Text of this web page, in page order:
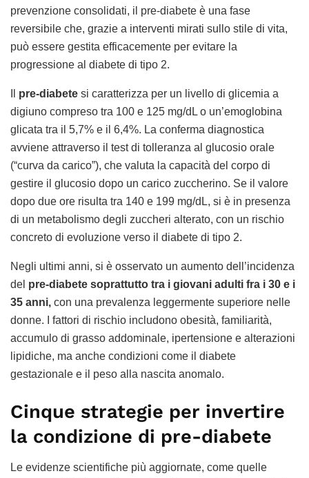
prevenzione consolidati, il pre-diabete è una fase
reversibile che, grazie a interventi mirati sullo stile di vita,
può essere gestita efficacemente per evitare la
progressione al diabete di tipo 2.
pre-diabete si caratterizza per un livello di glicemia a
digiuno compreso tra 100 e 125 mg/dL o un’emoglobina
glicata tra il 5,7% e il 6,4%. La conferma diagnostica
avviene attraverso il test di tolleranza al glucosio orale
(“curva da carico”), che valuta la capacità del corpo di
gestire il glucosio dopo un carico zuccherino. Se il valore
dopo due ore risulta tra 140 e 199 mg/dL, si è in presenza
di un metabolismo degli zuccheri alterato, con un rischio
concreto di evoluzione verso il diabete di tipo 2.
Negli ultimi anni, si è osservato un aumento dell’incidenza
del pre-diabete soprattutto tra i giovani adulti fra i 30 e i
35 anni, con una prevalenza leggermente superiore nelle
donne. I fattori di rischio includono obesità, familiarità,
accumulo di grasso addominale, ipertensione e alterazioni
lipidiche, ma anche condizioni come il diabete
gestazionale e il peso alla nascita anomalo.
Cinque strategie per invertire
la condizione di pre-diabete
Le evidenze scientifiche più aggiornate, come quelle